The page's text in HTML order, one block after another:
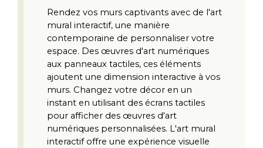
Rendez vos murs captivants avec de l'art
mural interactif, une manière
contemporaine de personnaliser votre
espace. Des œuvres d'art numériques
aux panneaux tactiles, ces éléments
ajoutent une dimension interactive à vos
murs. Changez votre décor en un
instant en utilisant des écrans tactiles
pour afficher des œuvres d'art
numériques personnalisées. L'art mural
interactif offre une expérience visuelle